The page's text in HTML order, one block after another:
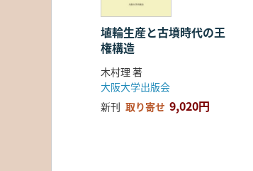
埴輪生産と古墳時代の王
権構造
木村理 著
大阪大学出版会
新刊 取り寄せ 9,020円